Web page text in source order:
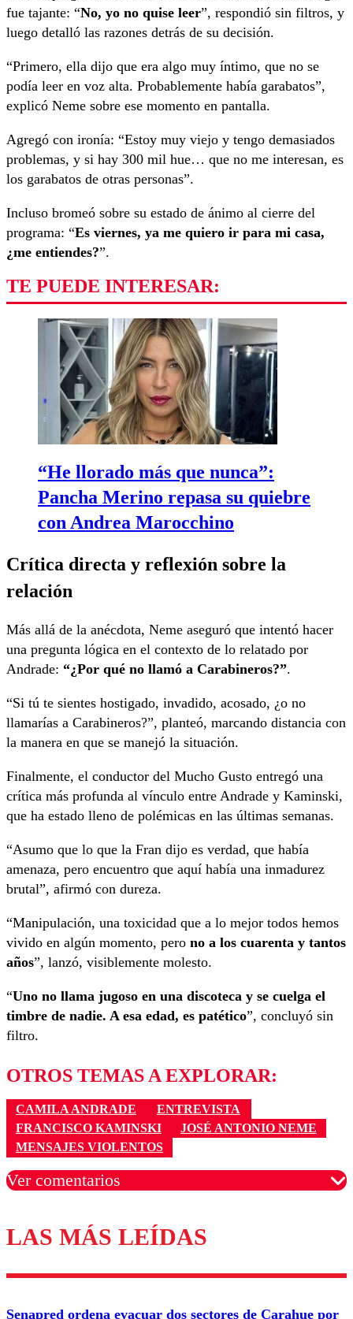
fue tajante: “No, yo no quise leer”, respondió sin filtros, y
luego detalló las razones detrás de su decisión.
“Primero, ella dijo que era algo muy íntimo, que no se
podía leer en voz alta. Probablemente había garabatos”,
explicó Neme sobre ese momento en pantalla.
Agregó con ironía: “Estoy muy viejo y tengo demasiados
problemas, y si hay 300 mil hue… que no me interesan, es
los garabatos de otras personas”.
Incluso bromeó sobre su estado de ánimo al cierre del
programa: “Es viernes, ya me quiero ir para mi casa,
¿me entiendes?”.
TE PUEDE INTERESAR:
“He llorado más que nunca”:
Pancha Merino repasa su quiebre
con Andrea Marocchino
Crítica directa y reflexión sobre la
relación
Más allá de la anécdota, Neme aseguró que intentó hacer
una pregunta lógica en el contexto de lo relatado por
Andrade: “¿Por qué no llamó a Carabineros?”.
“Si tú te sientes hostigado, invadido, acosado, ¿o no
llamarías a Carabineros?”, planteó, marcando distancia con
la manera en que se manejó la situación.
Finalmente, el conductor del Mucho Gusto entregó una
crítica más profunda al vínculo entre Andrade y Kaminski,
que ha estado lleno de polémicas en las últimas semanas.
“Asumo que lo que la Fran dijo es verdad, que había
amenaza, pero encuentro que aquí había una inmadurez
brutal”, afirmó con dureza.
“Manipulación, una toxicidad que a lo mejor todos hemos
vivido en algún momento, pero no a los cuarenta y tantos
años”, lanzó, visiblemente molesto.
“Uno no llama jugoso en una discoteca y se cuelga el
timbre de nadie. A esa edad, es patético”, concluyó sin
filtro.
OTROS TEMAS A EXPLORAR:
CAMILA ANDRADE
ENTREVISTA
FRANCISCO KAMINSKI
JOSÉ ANTONIO NEME
MENSAJES VIOLENTOS
Ver comentarios
Los comentarios son moderados para garantizar un
diálogo respetuoso.
Nombre
LAS MÁS LEÍDAS
Senapred ordena evacuar dos sectores de Carahue por